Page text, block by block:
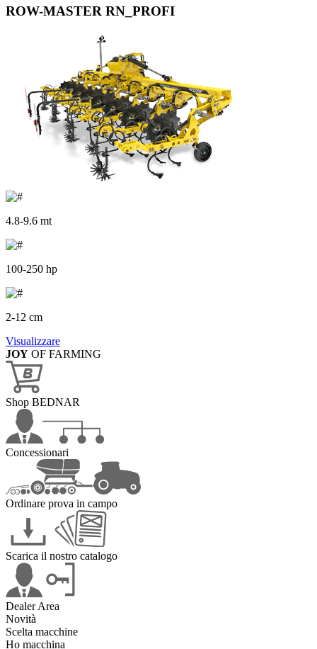
ROW-MASTER RN_PROFI
4.8-9.6 mt
100-250 hp
2-12 cm
Visualizzare
JOY OF FARMING
Shop BEDNAR
Concessionari
Ordinare prova in campo
Scarica il nostro catalogo
Dealer Area
Novità
Scelta macchine
Ho macchina